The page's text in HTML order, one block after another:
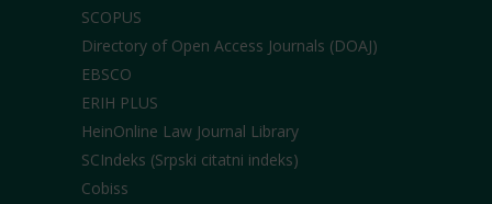
SCOPUS
Directory of Open Access Journals (DOAJ)
EBSCO
ERIH PLUS
HeinOnline Law Journal Library
SCIndeks (Srpski citatni indeks)
Cobiss